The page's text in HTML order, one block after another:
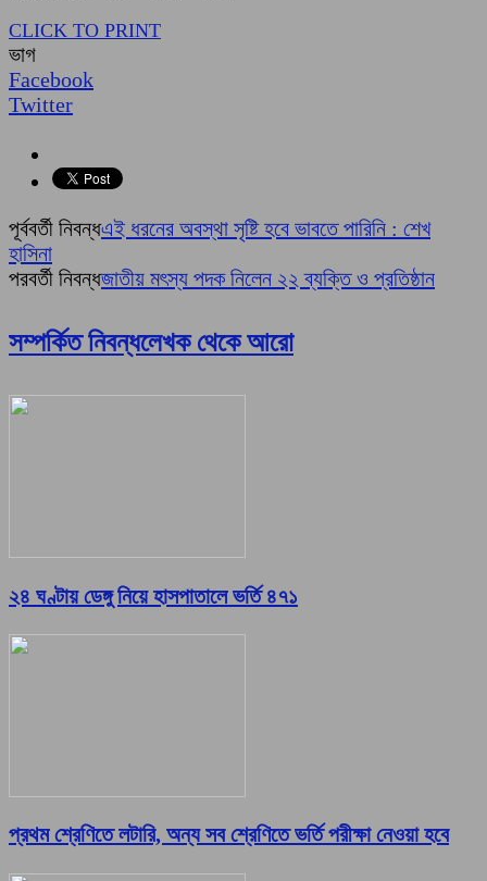
CLICK TO PRINT
ভাগ
Facebook
Twitter
পূর্ববর্তী নিবন্ধএই ধরনের অবস্থা সৃষ্টি হবে ভাবতে পারিনি : শেখ
হাসিনা
পরবর্তী নিবন্ধজাতীয় মৎস্য পদক নিলেন ২২ ব্যক্তি ও প্রতিষ্ঠান
সম্পর্কিত নিবন্ধলেখক থেকে আরো
২৪ ঘণ্টায় ডেঙ্গু নিয়ে হাসপাতালে ভর্তি ৪৭১
প্রথম শ্রেণিতে লটারি, অন্য সব শ্রেণিতে ভর্তি পরীক্ষা নেওয়া হবে